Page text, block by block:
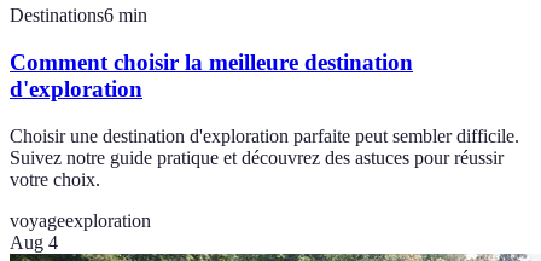
Destinations6 min
Comment choisir la meilleure destination
d'exploration
Choisir une destination d'exploration parfaite peut sembler difficile.
Suivez notre guide pratique et découvrez des astuces pour réussir
votre choix.
voyageexploration
Aug 4